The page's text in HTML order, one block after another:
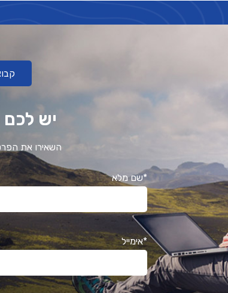
יש
השאירו את
*שם מלא
*אימייל